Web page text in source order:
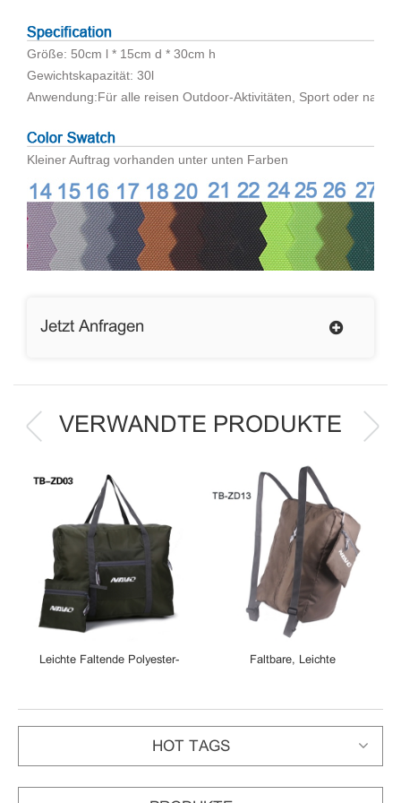
Größe: 50cm l * 15cm d * 30cm h
Gewichtskapazität: 30l
Anwendung:Für alle reisen Outdoor-Aktivitäten, Sport oder nach
Kleiner Auftrag vorhanden unter unten Farben
Jetzt Anfragen
VERWANDTE PRODUKTE
Leichte Faltende Polyester-
Faltbare, Leichte
HOT TAGS